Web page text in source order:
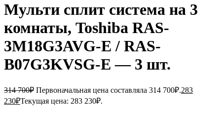
Мульти сплит система на 3
комнаты, Toshiba RAS-
3M18G3AVG-E / RAS-
B07G3KVSG-E — 3 шт.
314 700₽ Первоначальная цена составляла 314 700₽.283
230₽Текущая цена: 283 230₽.